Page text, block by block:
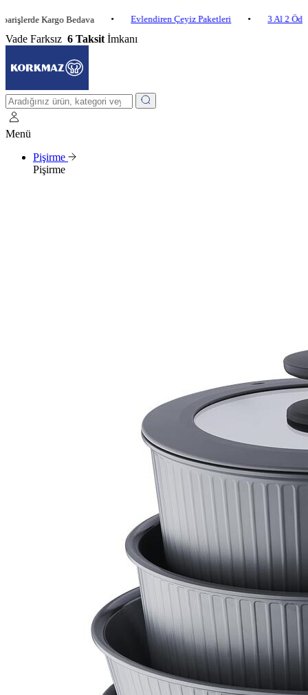
Kargo Bedava • Evlendiren Çeyiz Paketleri • 3 Al 2 Öde •
Vade Farksız 6 Taksit İmkanı
Menü
Pişirme
Pişirme